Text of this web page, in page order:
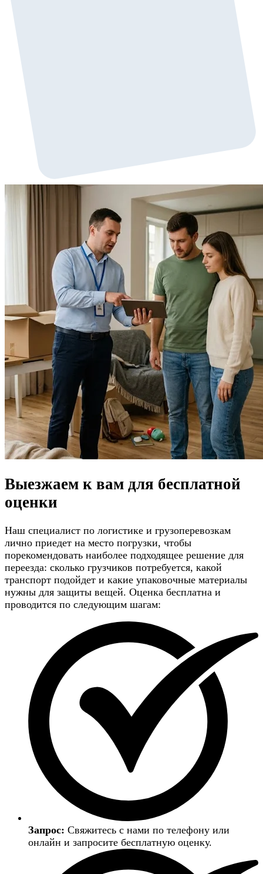
Выезжаем к вам для бесплатной
оценки
Наш специалист по логистике и грузоперевозкам
лично приедет на место погрузки, чтобы
порекомендовать наиболее подходящее решение для
переезда: сколько грузчиков потребуется, какой
транспорт подойдет и какие упаковочные материалы
нужны для защиты вещей. Оценка бесплатна и
проводится по следующим шагам:
Запрос: Свяжитесь с нами по телефону или
онлайн и запросите бесплатную оценку.